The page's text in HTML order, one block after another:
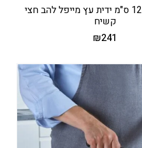
סכין פירוק 12 ס"מ ידית עץ מייפל להב חצי
קשיח
₪241